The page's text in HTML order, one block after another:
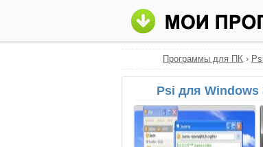
Программы для ПК › Psi
Psi для Windows